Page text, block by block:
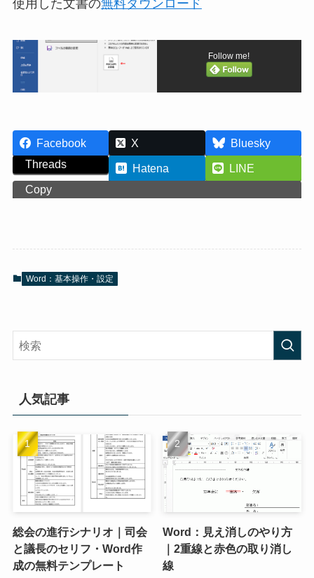
使用した文書の無料ダウンロード
Follow me!
Facebook X
Bluesky
Threads
Hatena
LINE
Copy
Word：基本操作・設定
人気記事
総会の進行シナリオ｜司会
と議長のセリフ・Word作
成の無料テンプレート
Word：見え消しのやり方
｜2重線と赤色の取り消し
線